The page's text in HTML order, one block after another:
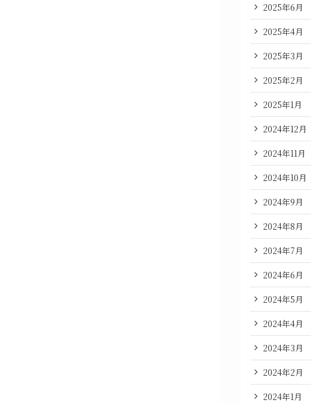
2025年6月
2025年4月
2025年3月
2025年2月
2025年1月
2024年12月
2024年11月
2024年10月
2024年9月
2024年8月
2024年7月
2024年6月
2024年5月
2024年4月
2024年3月
2024年2月
2024年1月